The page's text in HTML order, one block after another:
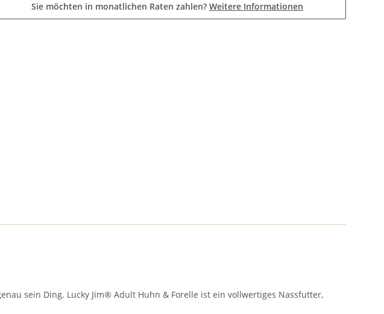
Sie möchten in monatlichen Raten zahlen? Weitere Informationen
sein Ding. Lucky Jim® Adult Huhn & Forelle ist ein vollwertiges Nassfutter,